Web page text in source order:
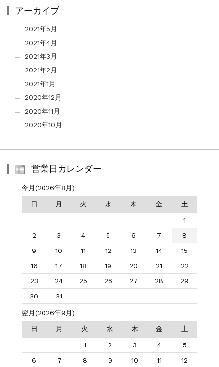
アーカイブ
2021年5月
2021年4月
2021年3月
2021年2月
2021年1月
2020年12月
2020年11月
2020年10月
営業日カレンダー
今月(2026年8月)
日 月 火 水 木 金 土
1
2
3 4 5 6 7
8
9
10 11 12 13 14
15
16
17 18 19 20 21
22
23
24 25 26 27 28
29
30
31
翌月(2026年9月)
日 月 火 水 木 金 土
1 2 3 4
5
6
7 8 9 10 11
12